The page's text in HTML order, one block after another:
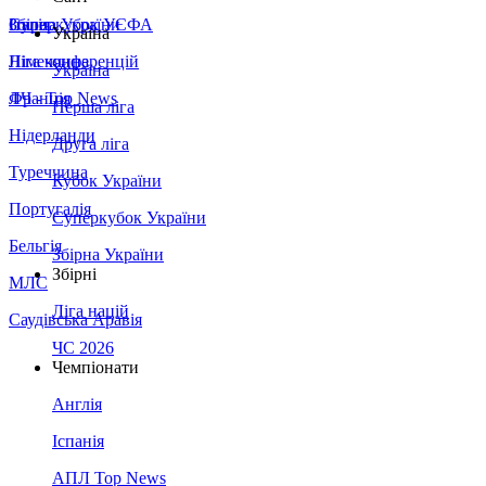
Збірна України
Італія
Німеччина
Франція
Нідерланди
Туреччина
Португалія
Бельгія
МЛС
Саудівська Аравія
Суперкубок УЄФА
Ліга конференцій
ЛЧ - Top News
Україна
Україна
Перша ліга
Друга ліга
Кубок України
Суперкубок України
Збірна України
Збірні
Ліга націй
ЧС 2026
Чемпіонати
Англія
Іспанія
АПЛ Top News